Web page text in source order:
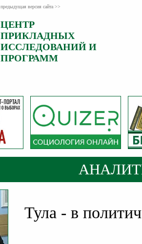
предыдущая версия сайта >>
ЦЕНТР
ПРИКЛАДНЫХ
ИССЛЕДОВАНИЙ И
ПРОГРАММ
Тула - в